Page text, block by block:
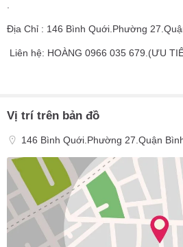
Địa Chỉ : 146 Bình Quới.Phường
Liên hệ: HOÀNG 0966 035 679.(ƯU
Vị trí trên bản đồ
146 Bình Quới.Phường 27.Quận